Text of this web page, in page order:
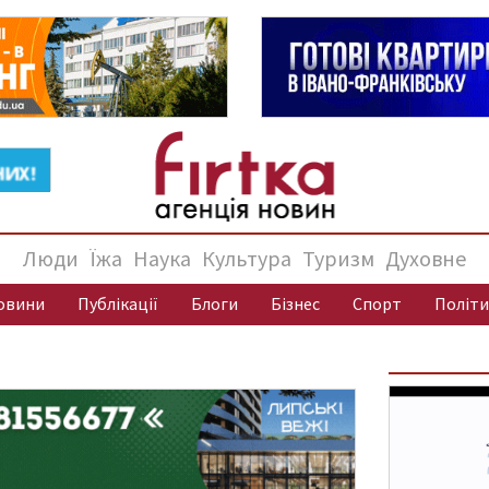
Люди Їжа Наука Культура Туризм Духовне
Публікації Блоги Бізнес Спорт